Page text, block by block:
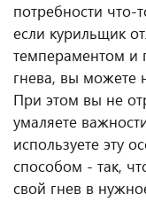
потребности что-
если курильщик
темпераментом и
гнева, вы можете
При этом вы не
умаляете
используете эту
способом - так,
свой гнев в